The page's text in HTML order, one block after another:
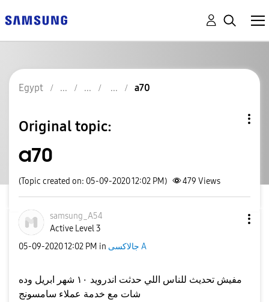
Egypt a70
Original topic:
a70
(Topic created on: 05-09-2020 12:02 PM) 479 Views
samsung_A54
Active Level 3
‎05-09-202012:02 PM in جالاكسى A
مفيش تحديث للناس اللي حدثت اندرويد ١٠ شهر ابريل وده